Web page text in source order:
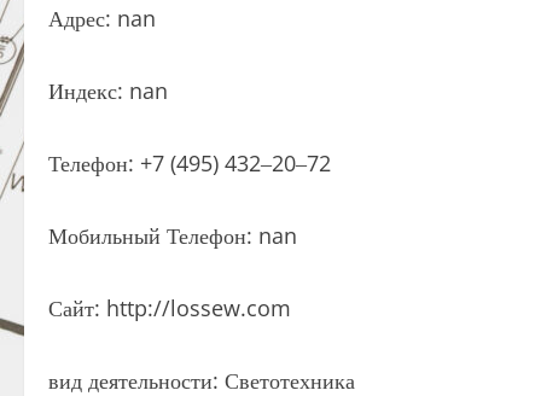
Адрес: nan
Индекс: nan
Телефон: +7 (495) 432‒20‒72
Мобильный Телефон: nan
Сайт: http://lossew.com
вид деятельности: Светотехника